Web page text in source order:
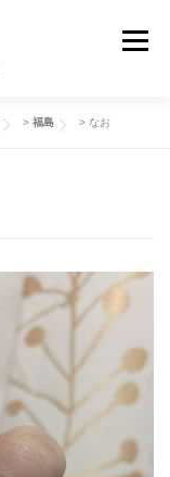
メニュー
> 福島 > なお